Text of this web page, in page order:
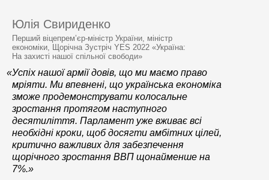
Юлія Свириденко
Перший віцепрем’єр-міністр України, міністр
економіки, Щорічна Зустріч YES 2022 «Україна:
На захисті нашої спільної свободи»
«Успіх нашої армії довів, що ми маємо право
мріяти. Ми впевнені, що українська економіка
зможе продемонструвати колосальне
зростання протягом наступного
десятиліття. Парламент уже вживає всі
необхідні кроки, щоб досягти амбітних цілей,
критично важливих для забезпечення
щорічного зростання ВВП щонайменше на
7%.»